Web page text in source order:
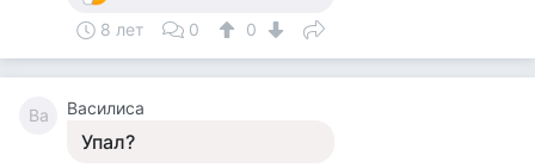
8 лет 0 0
Ва Василиса
Упал?